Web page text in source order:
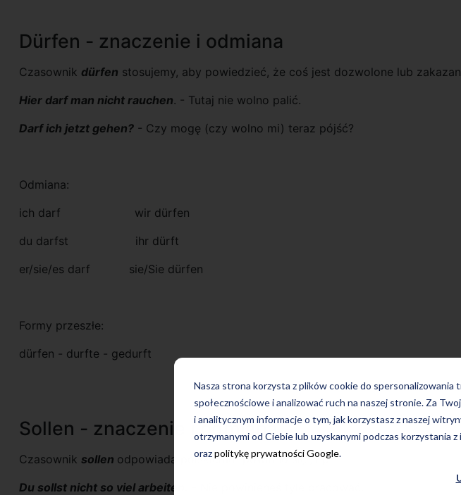
Nasza strona korzysta z plików cookie do
społecznościowe i analizować ruch na naszej stronie. Za
i analitycznym informacje o tym, jak korzystasz z naszej
otrzymanymi od Ciebie lub uzyskanymi podczas korzystania
orazpolitykę prywatności Google.
Dürfen - znaczenie i odmiana
Czasownik dürfen stosujemy, aby powiedzieć, że coś jest dozwolone lub
Hier darf man nicht rauchen. - Tutaj nie wolno palić.
Darf ich jetzt gehen? - Czy mogę (czy wolno mi) teraz pójść?
Odmiana:
ich darf wir dürfen
du darfst ihr dürft
er/sie/es darf sie/Sie dürfen
Formy przeszłe:
dürfen - durfte - gedurft
Sollen - znaczenie i odmiana
Czasownik sollen odpowiada polskiemu “powinno się”, np:
Du sollst nicht so viel arbeiten.